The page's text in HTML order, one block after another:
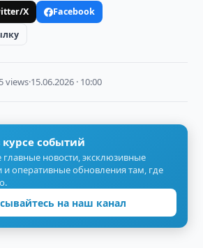
X
Facebook
views·15.06.2026 · 10:00
курсе событий
главные новости, эксклюзивные
и оперативные обновления там, где
на наш канал